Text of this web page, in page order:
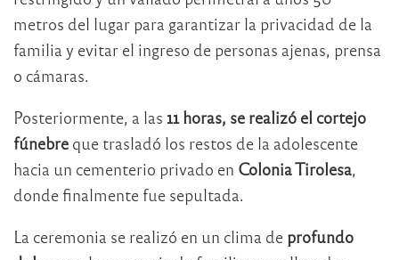
metros del lugar para garantizar la privacidad de la
familia y evitar el ingreso de personas ajenas, prensa
o cámaras.
Posteriormente, a las 11 horas, se realizó el cortejo
fúnebre que trasladó los restos de la adolescente
hacia un cementerio privado en Colonia Tirolesa,
donde finalmente fue sepultada.
La ceremonia se realizó en un clima de profundo